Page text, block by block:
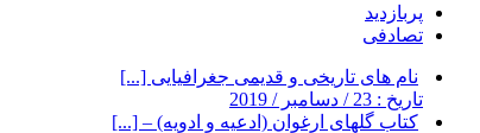
پربازدید
تصادفی
نام های تاریخی و قدیمی جغرافیایی [...]
تاریخ : 23 / دسامبر / 2019
کتاب گلهای ارغوان (ادعیه و ادویه) – [...]